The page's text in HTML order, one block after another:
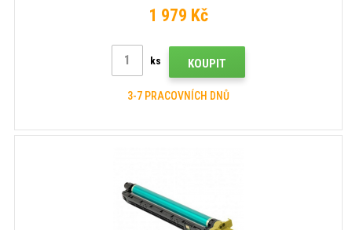
1 979 Kč
ks KOUPIT
3-7 PRACOVNÍCH DNŮ